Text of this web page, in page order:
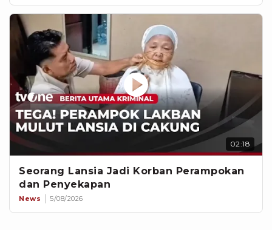
02:18
Seorang Lansia Jadi Korban Perampokan
dan Penyekapan
News 5/08/2026